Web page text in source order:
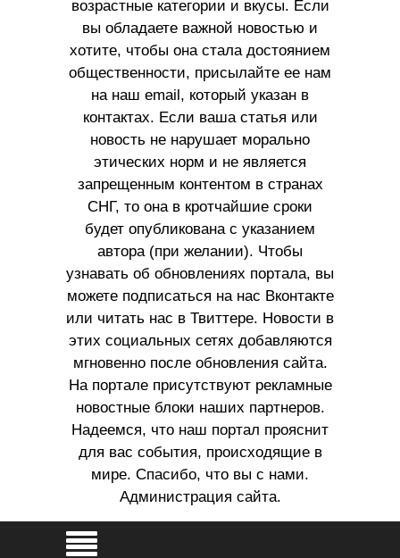
возрастные категории и вкусы. Если
вы обладаете важной новостью и
хотите, чтобы она стала достоянием
общественности, присылайте ее нам
на наш email, который указан в
контактах. Если ваша статья или
новость не нарушает морально
этических норм и не является
запрещенным контентом в странах
СНГ, то она в кротчайшие сроки
будет опубликована с указанием
автора (при желании). Чтобы
узнавать об обновлениях портала, вы
можете подписаться на нас Вконтакте
или читать нас в Твиттере. Новости в
этих социальных сетях добавляются
мгновенно после обновления сайта.
На портале присутствуют рекламные
новостные блоки наших партнеров.
Надеемся, что наш портал прояснит
для вас события, происходящие в
мире. Спасибо, что вы с нами.
Администрация сайта.